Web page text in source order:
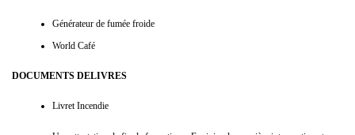
Générateur de fumée froide
World Café
DOCUMENTS DELIVRES
Livret Incendie